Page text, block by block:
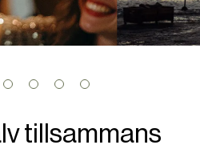
tillsammans